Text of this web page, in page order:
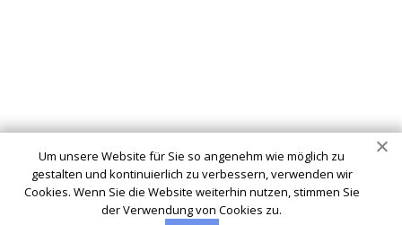
Um unsere Website für Sie so angenehm wie möglich zu
gestalten und kontinuierlich zu verbessern, verwenden wir
Cookies. Wenn Sie die Website weiterhin nutzen, stimmen Sie
der Verwendung von Cookies zu.
Schlüsseldienstleistungen in Nümbrecht. Ob Sie sich
ausgesperrt haben, ein defektes Schloss haben oder Ihre
Sicherheit verbessern möchten - wir sind hier, um Ihnen zu
helfen.